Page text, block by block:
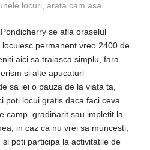
locuri, arata cam asa
se afla oraselul
permanent vreo 2400 de
aici sa traiasca simplu, fara
si alte apucaturi
sa iei o pauza de la viata ta,
poti locui gratis daca faci ceva
camp, gradinarit sau impletit la
in caz ca nu vrei sa muncesti,
poti participa la activitatile de